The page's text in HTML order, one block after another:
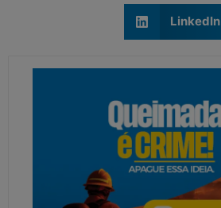
LinkedIn